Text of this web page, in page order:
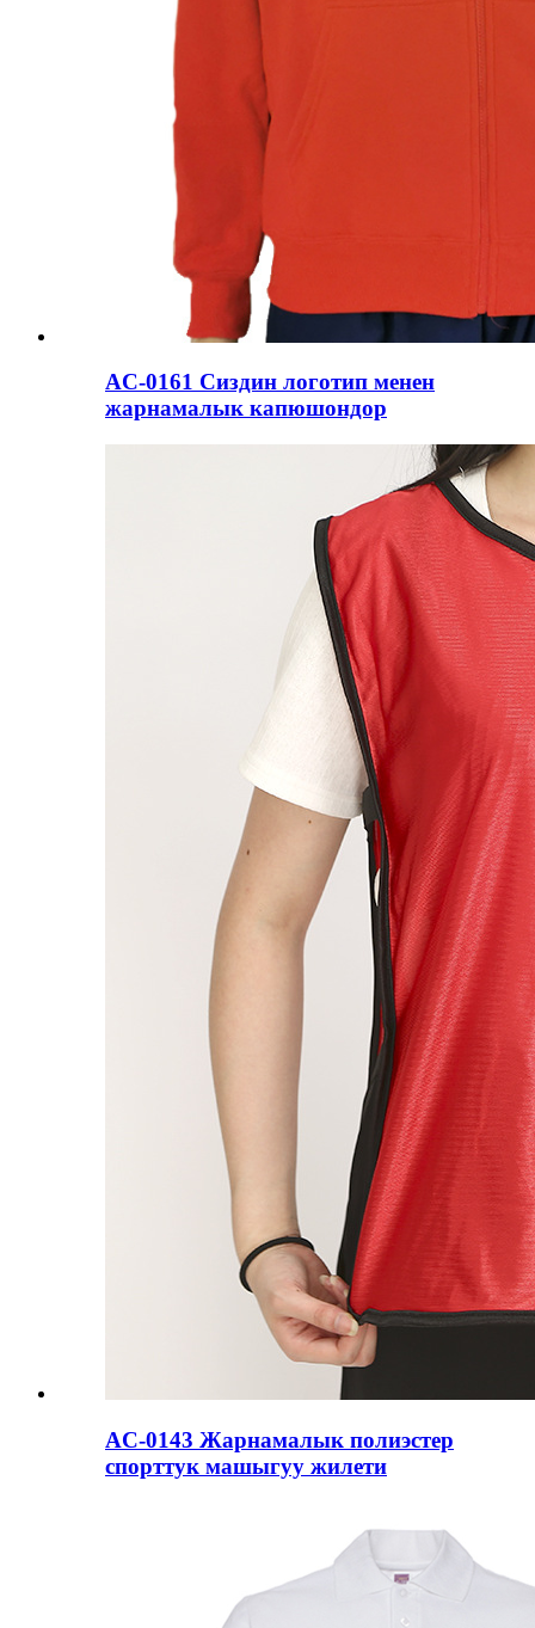
AC-0161 Сиздин логотип менен
жарнамалык капюшондор
AC-0143 Жарнамалык полиэстер
спорттук машыгуу жилети